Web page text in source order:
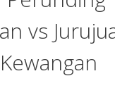
vs